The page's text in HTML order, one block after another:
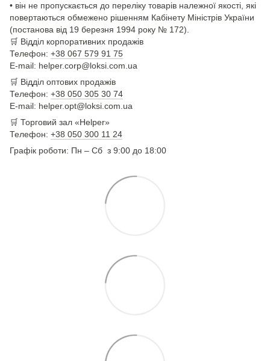
• він не пропускається до переліку товарів належної якості, які
повертаються обмежено рішенням Кабінету Міністрів України
(постанова від 19 березня 1994 року № 172).
🛒 Відділ корпоративних продажів
Телефон: +38 067 579 91 75
E-mail: helper.corp@loksi.com.ua
🛒 Відділ оптових продажів
Телефон: +38 050 305 30 74
E-mail: helper.opt@loksi.com.ua
🛒 Торговий зал «Helper»
Телефон: +38 050 300 11 24
Графік роботи: Пн – Сб з 9:00 до 18:00